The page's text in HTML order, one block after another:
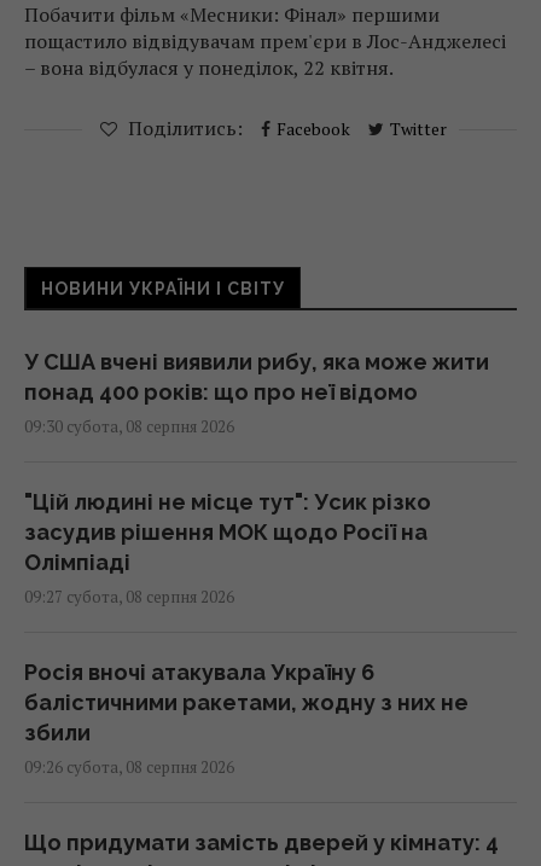
Побачити фільм «Месники: Фінал» першими
пощастило відвідувачам прем'єри в Лос-Анджелесі
– вона відбулася у понеділок, 22 квітня.
Поділитись: Facebook Twitter
НОВИНИ УКРАЇНИ І СВІТУ
У США вчені виявили рибу, яка може жити
понад 400 років: що про неї відомо
09:30 субота, 08 серпня 2026
"Цій людині не місце тут": Усик різко
засудив рішення МОК щодо Росії на
Олімпіаді
09:27 субота, 08 серпня 2026
Росія вночі атакувала Україну 6
балістичними ракетами, жодну з них не
збили
09:26 субота, 08 серпня 2026
Що придумати замість дверей у кімнату: 4